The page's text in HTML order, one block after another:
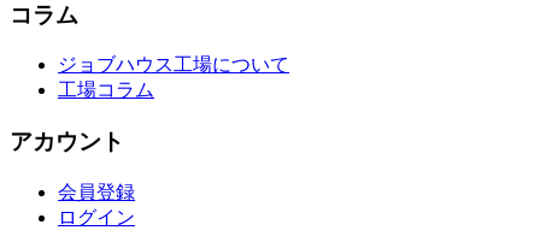
コラム
ジョブハウス工場について
工場コラム
アカウント
会員登録
ログイン